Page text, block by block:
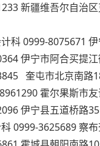
新疆维吾尔自治
科 0999-8075671
伊宁市阿合买提
奎屯市北京南路
霍尔果斯市
伊宁县五道桥路
0999-3625689 察